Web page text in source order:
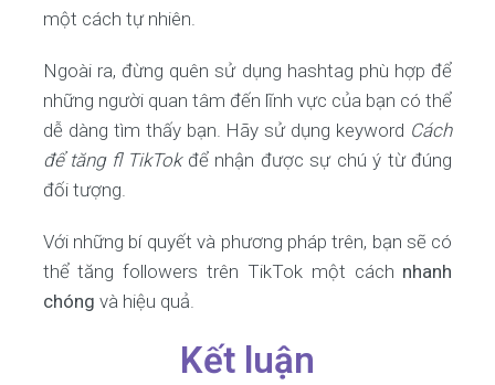
một cách tự nhiên.
Ngoài ra, đừng quên sử dụng hashtag phù hợp để
những người quan tâm đến lĩnh vực của bạn có thể
dễ dàng tìm thấy bạn. Hãy sử dụng keyword Cách
để tăng fl TikTokđể nhận được sự chú ý từ đúng
đối tượng.
Với những bí quyết và phương pháp trên, bạn sẽ có
thể tăng followers trên TikTok một cách nhanh
chóng và hiệu quả.
Kết luận